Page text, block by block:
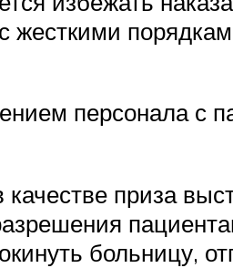
персонала с
качестве приза
больницу,